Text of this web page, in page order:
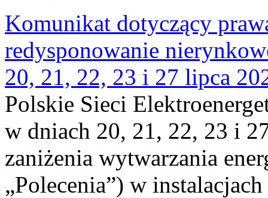
Komunikat dotyczący
redysponowanie
20, 21, 22, 23 i 27 lipca
Polskie Sieci
w dniach 20, 21, 22, 23 i
zaniżenia wytwarzania
„Polecenia”) w